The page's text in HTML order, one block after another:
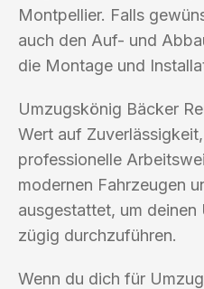
Montpellier. Falls
auch den Auf- und
die Montage und
Umzugskönig Bäcker
Wert auf
professionelle
modernen Fahrzeugen
ausgestattet, um
zügig durchzuführen.
Wenn du dich für